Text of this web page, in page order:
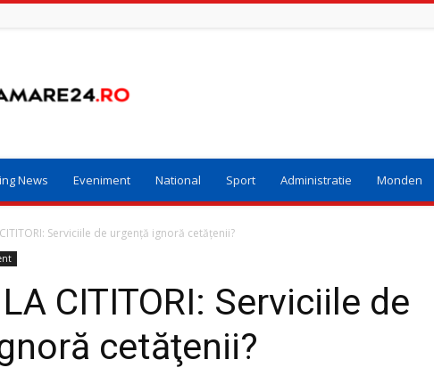
News Eveniment National Sport Administratie Monden
Serviciile de urgenţă ignoră cetăţenii?
LA CITITORI: Serviciile de
cetăţenii?